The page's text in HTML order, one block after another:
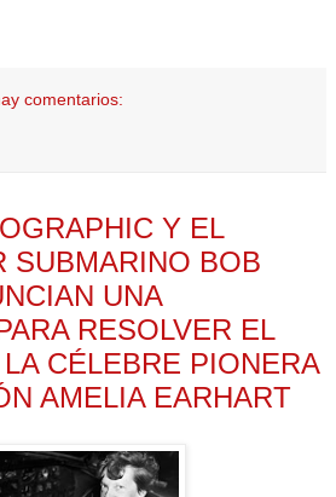
comentarios:
Y EL
SUBMARINO BOB
UNA
RESOLVER EL
CÉLEBRE PIONERA
AMELIA EARHART